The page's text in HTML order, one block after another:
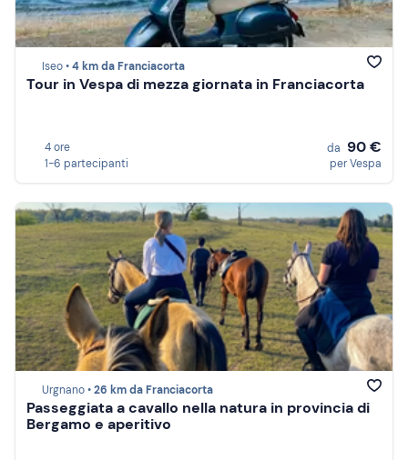
Iseo •4 km da Franciacorta
Tour in Vespa di mezza giornata in Franciacorta
4 ore
1-6 partecipanti
da 90 €
per Vespa
Urgnano •26 km da Franciacorta
Passeggiata a cavallo nella natura in provincia di
Bergamo e aperitivo